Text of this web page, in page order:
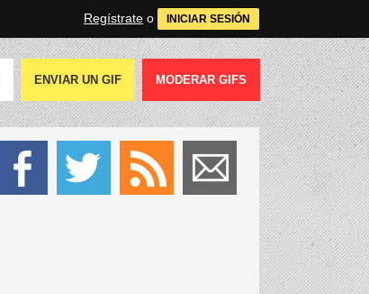
Regístrate o INICIAR SESIÓN
ENVIAR UN GIF MODERAR GIFS